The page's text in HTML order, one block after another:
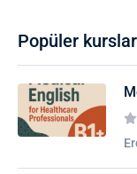
Popüler kurslar